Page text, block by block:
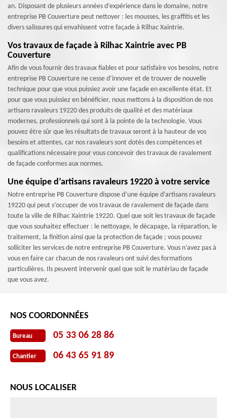
an. Disposant de plusieurs années d’expérience dans le domaine, notre
entreprise PB Couverture peut nettoyer : les mousses, les graffitis et les
divers salissures qui envahissent votre façade à Rilhac Xaintrie.
Vos travaux de façade à Rilhac Xaintrie avec PB
Couverture
Afin de vous fournir des travaux fiables et pour satisfaire vos besoins, notre
entreprise PB Couverture ne cesse d’innover et de trouver de nouvelle
technique pour que vous puissiez avoir une façade en excellente état. Et
pour que vous puissiez en bénéficier, nous mettons à la disposition de nos
artisans ravaleurs 19220 des produits de qualité et des matériaux
modernes, professionnels qui sont à la pointe de la technologie. Vous
pouvez être sûr que les résultats de travaux seront à la hauteur de vos
besoins et attentes, car nos ravaleurs sont dotés des compétences et
qualifications nécessaire pour vous concevoir des travaux de ravalement
de façade conformes aux normes.
Une équipe d’artisans ravaleurs 19220 à votre service
Notre entreprise PB Couverture dispose d’une équipe d’artisans ravaleurs
19220 qui peut s’occuper de vos travaux de ravalement de façade dans
toute la ville de Rilhac Xaintrie 19220. Quel que soit les travaux de façade
que vous souhaitez effectuer : le nettoyage, le décapage, la réparation, le
traitement, la finition ainsi que la protection de façade ; vous pouvez
solliciter les services de notre entreprise PB Couverture. Vous n’avez pas à
vous en faire car chacun de nos ravaleurs ont suivi des formations
particulières. Ils peuvent intervenir quel que soit le matériau de façade
que vous avez.
NOS COORDONNÉES
Bureau 05 33 06 28 86
Chantier 06 43 65 91 89
NOUS LOCALISER